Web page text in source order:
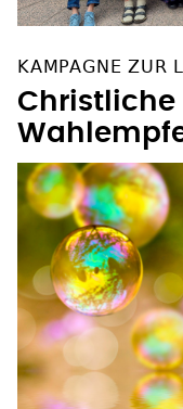
KAMPAGNE ZUR
Christliche